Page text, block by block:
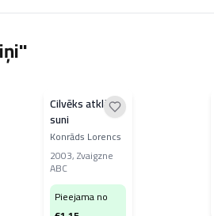
Cilvēks atklāj
suni
Konrāds Lorencs
2003,Zvaigzne
ABC
Pieejama no